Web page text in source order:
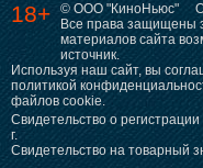
18+ © ООО "КиноНьюс"
Все права защищены
материалов сайта
источник.
Используя наш сайт, вы
политикой
файлов cookie.
Свидетельство о
г.
Свидетельство на товарный